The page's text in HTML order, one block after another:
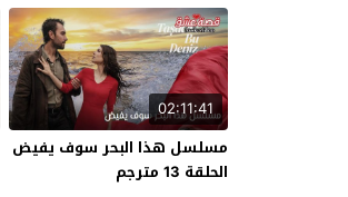
02:11:41
مسلسل هذا البحر سوف يفيض
الحلقة 13 مترجم